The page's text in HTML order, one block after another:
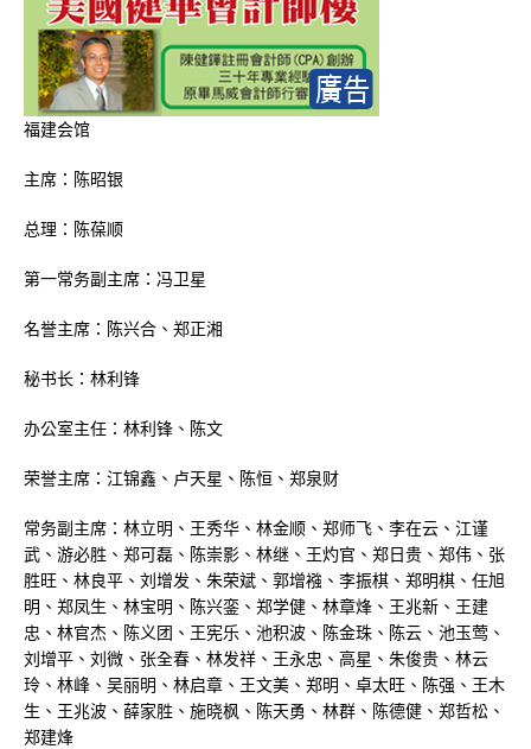
福建会馆
主席：陈昭银
总理：陈葆顺
第一常务副主席：冯卫星
名誉主席：陈兴合、郑正湘
秘书长：林利锋
办公室主任：林利锋、陈文
荣誉主席：江锦鑫、卢天星、陈恒、郑泉财
常务副主席：林立明、王秀华、林金顺、郑师飞、李在云、江谨
武、游必胜、郑可磊、陈崇影、林继、王灼官、郑日贵、郑伟、张
胜旺、林良平、刘增发、朱荣斌、郭增襁、李振棋、郑明棋、任旭
明、郑凤生、林宝明、陈兴銮、郑学健、林章烽、王兆新、王建
忠、林官杰、陈义团、王宪乐、池积波、陈金珠、陈云、池玉莺、
刘增平、刘微、张全春、林发祥、王永忠、高星、朱俊贵、林云
玲、林峰、吴丽明、林启章、王文美、郑明、卓太旺、陈强、王木
生、王兆波、薛家胜、施晓枫、陈天勇、林群、陈德健、郑哲松、
郑建烽